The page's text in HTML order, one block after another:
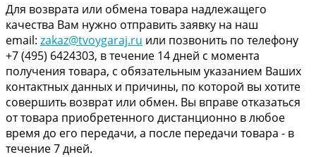
Для возврата или обмена товара надлежащего
качества Вам нужно отправить заявку на наш
email: zakaz@tvoygaraj.ru или позвонить по телефону
+7 (495) 6424303, в течение 14 дней с момента
получения товара, с обязательным указанием Ваших
контактных данных и причины, по которой вы хотите
совершить возврат или обмен. Вы вправе отказаться
от товара приобретенного дистанционно в любое
время до его передачи, а после передачи товара - в
течение 7 дней.